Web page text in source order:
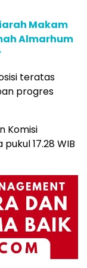
Makam
Almarhum
teratas
progres
Komisi
17.28 WIB